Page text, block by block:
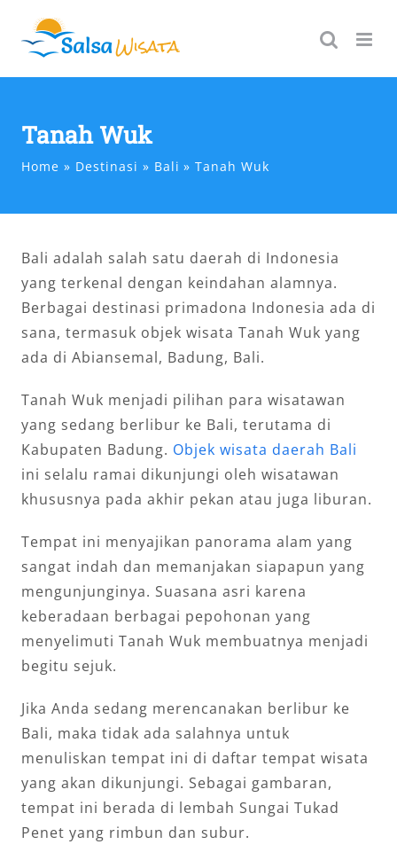
content
Tanah Wuk
Home Destinasi Bali Tanah Wuk
Bali adalah salah satu daerah di Indonesia
yang terkenal dengan keindahan alamnya.
Berbagai destinasi primadona Indonesia ada di
sana, termasuk objek wisata Tanah Wuk yang
ada di Abiansemal, Badung, Bali.
Tanah Wuk menjadi pilihan para wisatawan
yang sedang berlibur ke Bali, terutama di
Kabupaten Badung. Objek wisata daerah Bali
ini selalu ramai dikunjungi oleh wisatawan
khususnya pada akhir pekan atau juga liburan.
Tempat ini menyajikan panorama alam yang
sangat indah dan memanjakan siapapun yang
mengunjunginya. Suasana asri karena
keberadaan berbagai pepohonan yang
menyelimuti Tanah Wuk membuatnya menjadi
begitu sejuk.
Jika Anda sedang merencanakan berlibur ke
Bali, maka tidak ada salahnya untuk
menuliskan tempat ini di daftar tempat wisata
yang akan dikunjungi. Sebagai gambaran,
tempat ini berada di lembah Sungai Tukad
Penet yang rimbun dan subur.